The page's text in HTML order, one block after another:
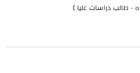
- طالب دراسات عليا )